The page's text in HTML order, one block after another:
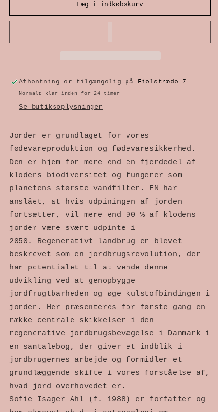
Lysbønder
for
Lysbønder
Læg i indkøbskurv
Afhentning er tilgængelig på Fiolstræde 7
Normalt klar inden for 24 timer
Se butiksoplysninger
Jorden er grundlaget for vores
fødevareproduktion og fødevaresikkerhed.
Den er hjem for mere end en fjerdedel af
klodens biodiversitet og fungerer som
planetens største vandfilter. FN har
anslået, at hvis udpiningen af jorden
fortsætter, vil mere end 90 % af klodens
jorder være svært udpinte i
2050. Regenerativt landbrug er blevet
beskrevet som en jordbrugsrevolution, der
har potentialet til at vende denne
udvikling ved at genopbygge
jordfrugtbarheden og øge kulstofbindingen i
jorden. Her præsenteres for første gang en
række centrale skikkelser i den
regenerative jordbrugsbevægelse i Danmark i
en samtalebog, der giver et indblik i
jordbrugernes arbejde og formidler et
grundlæggende skifte i vores forståelse af,
hvad jord overhovedet er.
Sofie Isager Ahl (f. 1988) er forfatter og